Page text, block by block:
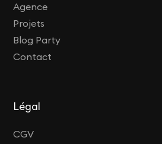
Agence
Projets
Blog Party
Contact
Légal
CGV